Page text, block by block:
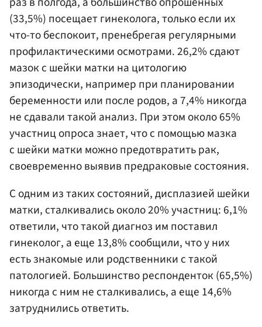
(33,5%) посещает гинеколога, только если их
что-то беспокоит, пренебрегая регулярными
профилактическими осмотрами. 26,2% сдают
мазок с шейки матки на цитологию
эпизодически, например при планировании
беременности или после родов, а 7,4% никогда
не сдавали такой анализ. При этом около 65%
участниц опроса знает, что с помощью мазка
с шейки матки можно предотвратить рак,
своевременно выявив предраковые состояния.
С одним из таких состояний, дисплазией шейки
матки, сталкивались около 20% участниц: 6,1%
ответили, что такой диагноз им поставил
гинеколог, а еще 13,8% сообщили, что у них
есть знакомые или родственники с такой
патологией. Большинство респонденток (65,5%)
никогда с ним не сталкивались, а еще 14,6%
затруднились ответить.